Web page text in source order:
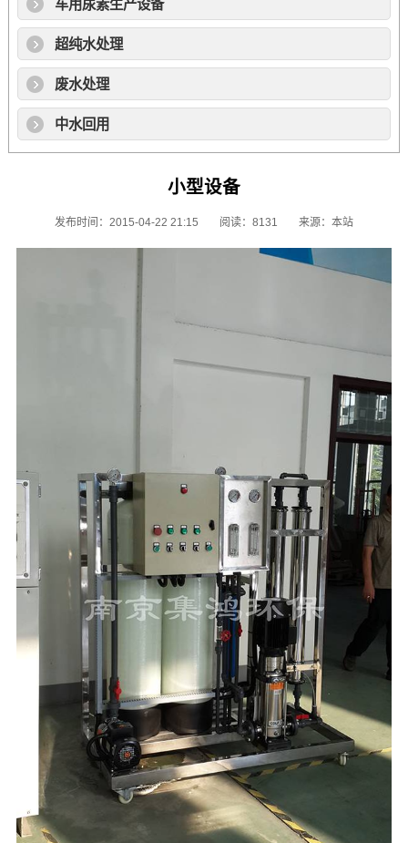
车用尿素生产设备
超纯水处理
废水处理
中水回用
小型设备
发布时间：2015-04-22 21:15 阅读：8131 来源：本站